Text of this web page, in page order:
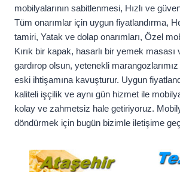
mobilyalarının sabitlenmesi, Hızlı ve
Tüm onarımlar için uygun fiyatlandırma,
tamiri, Yatak ve dolap onarımları, Özel
Kırık bir kapak, hasarlı bir yemek
gardırop olsun, yetenekli marangozlarımız
eski ihtişamına kavuşturur. Uygun
kaliteli işçilik ve aynı gün hizmet ile
kolay ve zahmetsiz hale getiriyoruz.
döndürmek için bugün bizimle iletişime